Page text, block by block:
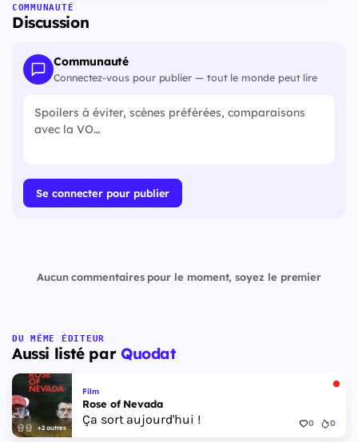
COMMUNAUTÉ
Discussion
Communauté
Connectez-vous pour publier — tout le monde peut lire
Se connecter pour publier
Aucun commentaires pour le moment, soyez le premier
DU MÊME ÉDITEUR
Aussi listé par Quodat
+2 autres
Film
Rose of Nevada
Ça sort aujourd'hui ! 0 0